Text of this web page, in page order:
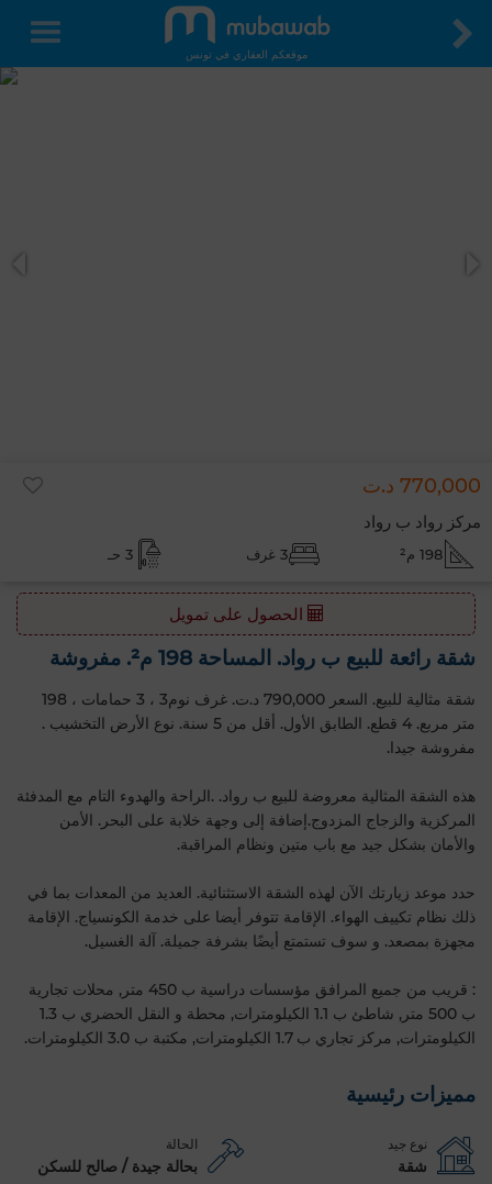
موقعكم العقاري في تونس
770,000 د.ت
مركز رواد ب رواد
198 م² 3 غرف 3 حـ
الحصول على تمويل
شقة رائعة للبيع ب رواد. المساحة 198 م². مفروشة
شقة مثالية للبيع. السعر 790,000 د.ت. غرف نوم3 ، 3 حمامات ، 198
متر مربع. 4 قطع. الطابق الأول‎. أقل من 5 سنة. نوع الأرض التخشيب .
مفروشة جيدا.
هذه الشقة المثالية معروضة للبيع ب رواد. .الراحة والهدوء التام مع المدفئة
المركزية والزجاج المزدوج.إضافة إلى وجهة خلابة على البحر. الأمن
والأمان بشكل جيد مع باب متين ونظام المراقبة.
حدد موعد زيارتك الآن لهذه الشقة الاستثنائية. العديد من المعدات بما في
ذلك نظام تكييف الهواء. الإقامة تتوفر أيضا على خدمة الكونسياج. الإقامة
مجهزة بمصعد. و سوف تستمتع أيضًا بشرفة جميلة. آلة الغسيل.
: قريب من جميع المرافق مؤسسات دراسية ب 450 متر, محلات تجارية
ب 500 متر, شاطئ ب 1.1 الكيلومترات, محطة و النقل الحضري ب 1.3
الكيلومترات, مركز تجاري ب 1.7 الكيلومترات, مكتبة ب 3.0 الكيلومترات.
مميزات رئيسية
نوع جيد
شقة
الحالة
بحالة جيدة / صالح للسكن